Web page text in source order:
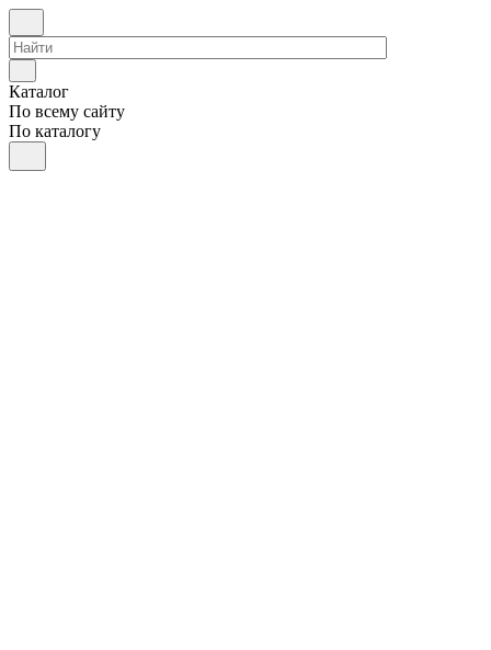
Каталог
По всему сайту
По каталогу